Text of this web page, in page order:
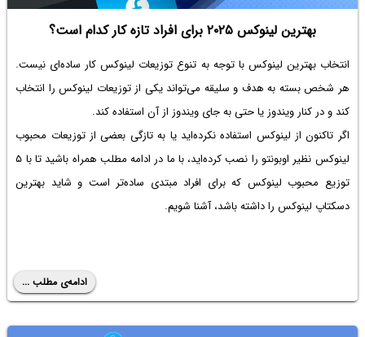
بهترین لینوکس ۲۰۲۵ برای افراد تازه کار کدام است؟
انتخاب بهترین لینوکس با توجه به تنوع توزیعات لینوکس کار ساده‌ای نیست.
هر شخص بسته به هدف و سلیقه می‌تواند یکی از توزیعات لینوکس را انتخاب
کند و در کنار ویندوز یا حتی به جای ویندوز از آن استفاده کند.
اگر تاکنون از لینوکس استفاده نکرده‌اید یا به تازگی بعضی از توزیعات محبوب
لینوکس نظیر اوبونتو را نصب کرده‌اید، با ما در ادامه مطلب همراه باشید تا با ۵
توزیع محبوب لینوکس که برای افراد مبتدی ساده‌تر است و شاید بهترین
دسکتاپ لینوکس را داشته باشد، آشنا شویم.
ادامه‌ی مطلب ...